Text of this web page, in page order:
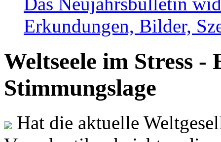
Erkundungen, Bilder,
Weltseele im Stress -
Stimmungslage
Hat die aktuelle